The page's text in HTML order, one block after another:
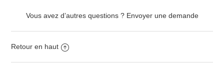
Vous avez d’autres questions ? Envoyer une demande
Retour en haut